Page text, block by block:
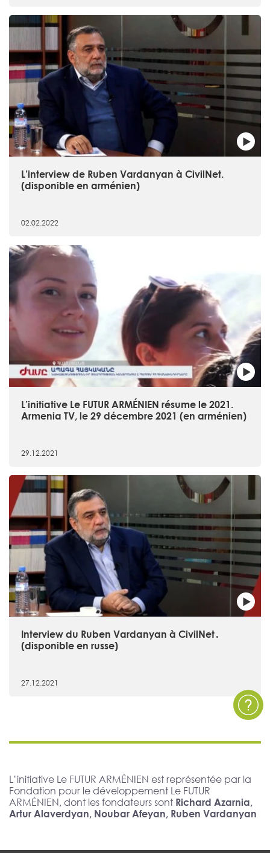
L’interview de Ruben Vardanyan à CivilNet.
(disponible en arménien)
02.02.2022
L’initiative Le FUTUR ARMÉNIEN résume le 2021.
Armenia TV, le 29 décembre 2021 (en arménien)
29.12.2021
Interview du Ruben Vardanyan à CivilNet․
(disponible en russe)
27.12.2021
L’initiative Le FUTUR ARMÉNIEN est représentée par la
Fondation pour le développement Le FUTUR
ARMÉNIEN, dont les fondateurs sont Richard Azarnia,
Artur Alaverdyan, Noubar Afeyan, Ruben Vardanyan